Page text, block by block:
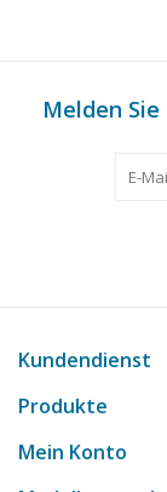
Melden
Kundendienst
Produkte
Mein Konto